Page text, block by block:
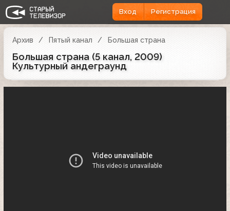
Вход Регистрация
Архив Пятый канал Большая страна
Большая страна (5 канал, 2009)
Культурный андеграунд